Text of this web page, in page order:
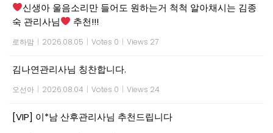
신생아 울음소리만 들어도 원하는거 척척 알아채시는 김종
숙 관리사님
추천!!!
로하맘 | 2026.08.05 | Votes 0 | Views 27
김나연관리사님 칭찬합니다.
오선아 | 2026.08.04 | Votes 0 | Views 24
[VIP] 이*남 산후관리사님 추천드립니다